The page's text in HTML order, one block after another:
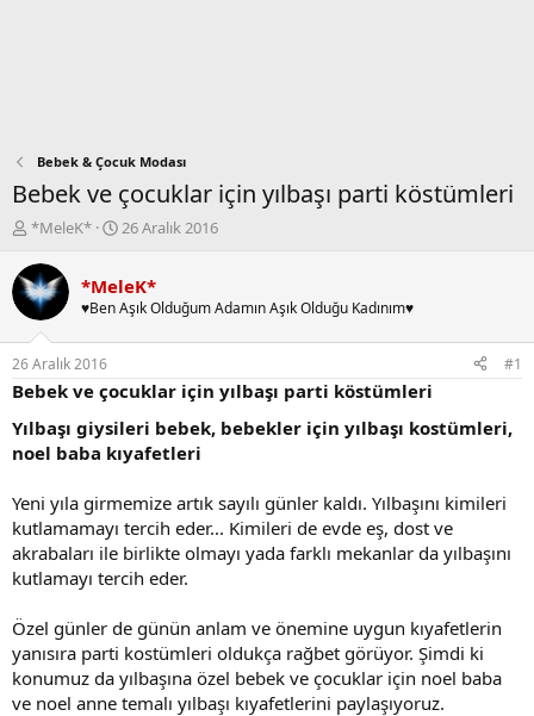
Bebek & Çocuk Modası
Bebek ve çocuklar için yılbaşı parti köstümleri
K
n
b
u
y
u
b
a
ş
l
a
a
n
*MeleK*
B
l
a
ı
ç
t
a
r
h
26 Aralık 2016
*MeleK*
♥Ben Aşık Olduğum Adamın Aşık Olduğu Kadınım♥
26 Aralık 2016 #1
Bebek ve çocuklar için yılbaşı parti köstümleri
Yılbaşı giysileri bebek, bebekler için yılbaşı kostümleri,
noel baba kıyafetleri
Yeni yıla girmemize artık sayılı günler kaldı. Yılbaşını kimileri
kutlamamayı tercih eder... Kimileri de evde eş, dost ve
akrabaları ile birlikte olmayı yada farklı mekanlar da yılbaşını
kutlamayı tercih eder.
Özel günler de günün anlam ve önemine uygun kıyafetlerin
yanısıra parti kostümleri oldukça rağbet görüyor. Şimdi ki
konumuz da yılbaşına özel bebek ve çocuklar için noel baba
ve noel anne temalı yılbaşı kıyafetlerini paylaşıyoruz.